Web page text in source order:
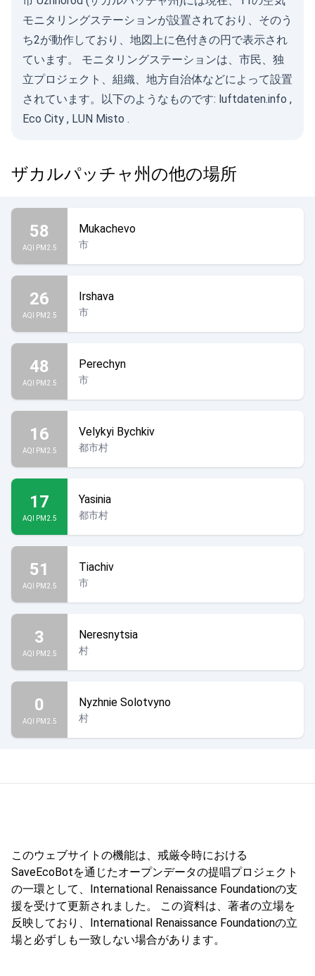
モニタリングステーションが設置されており、そのう
ち2が動作しており、地図上に色付きの円で表示され
ています。 モニタリングステーションは、市民、独
立プロジェクト、組織、地方自治体などによって設置
されています。以下のようなものです: luftdaten.info ,
Eco City , LUN Misto .
ザカルパッチャ州の他の場所
58
AQI PM2.5
Mukachevo
市
26
AQI PM2.5
Irshava
市
48
AQI PM2.5
Perechyn
市
16
AQI PM2.5
Velykyi Bychkiv
都市村
17
AQI PM2.5
Yasinia
都市村
51
AQI PM2.5
Tiachiv
市
3
AQI PM2.5
Neresnytsia
村
0
AQI PM2.5
Nyzhnie Solotvyno
村
このウェブサイトの機能は、戒厳令時における
SaveEcoBotを通じたオープンデータの提唱プロジェクト
の一環として、International Renaissance Foundationの支
援を受けて更新されました。 この資料は、著者の立場を
反映しており、International Renaissance Foundationの立
場と必ずしも一致しない場合があります。